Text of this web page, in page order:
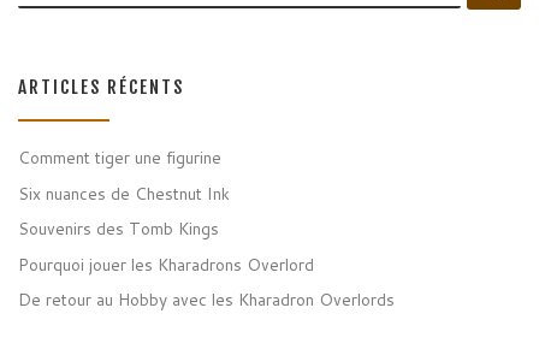
ARTICLES RÉCENTS
Comment tiger une figurine
Six nuances de Chestnut Ink
Souvenirs des Tomb Kings
Pourquoi jouer les Kharadrons Overlord
De retour au Hobby avec les Kharadron Overlords